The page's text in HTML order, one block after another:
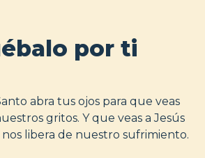
por ti
abra tus ojos para que veas
gritos. Y que veas a Jesús
libera de nuestro sufrimiento.